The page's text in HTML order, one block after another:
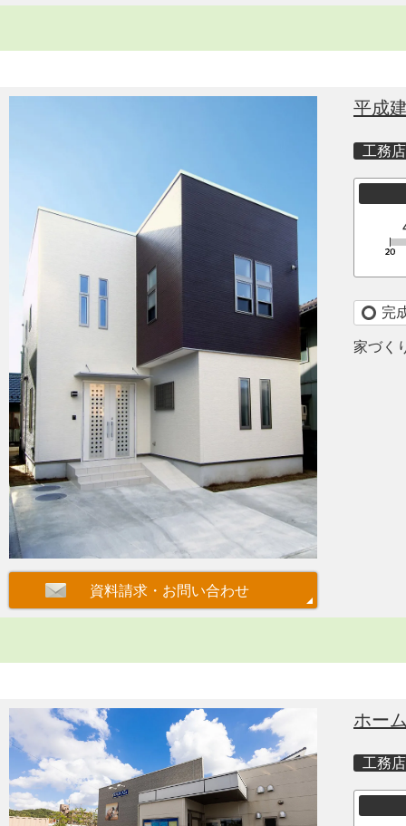
平成
工務店
完
家づく
ホー
工務店